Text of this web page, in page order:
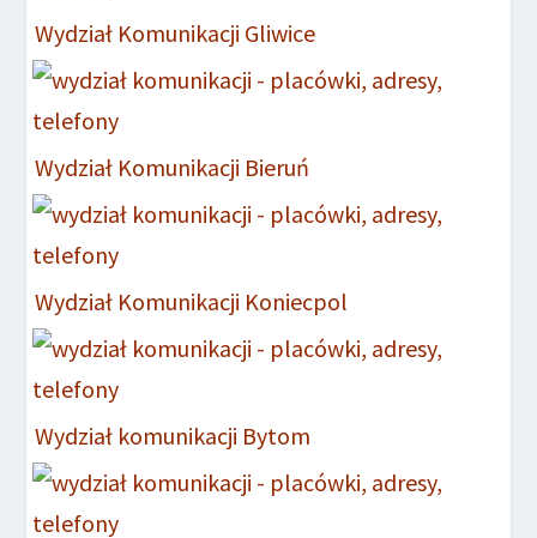
Wydział Komunikacji Gliwice
Wydział Komunikacji Bieruń
Wydział Komunikacji Koniecpol
Wydział komunikacji Bytom